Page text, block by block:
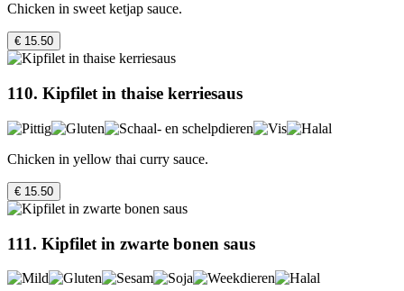
Chicken in sweet ketjap sauce.
€ 15.50
110. Kipfilet in thaise kerriesaus
Chicken in yellow thai curry sauce.
€ 15.50
111. Kipfilet in zwarte bonen saus